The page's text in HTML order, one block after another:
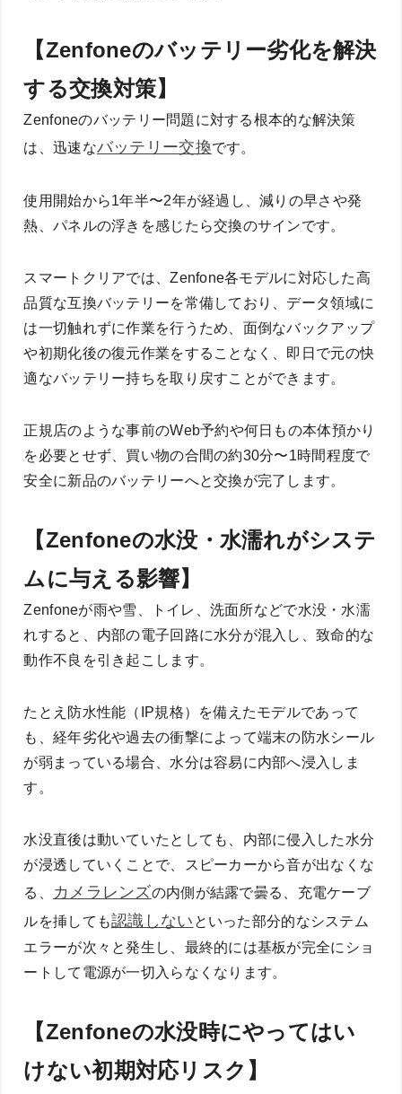
【Zenfoneのバッテリー劣化を解決
する交換対策】
Zenfoneのバッテリー問題に対する根本的な解決策
は、迅速なバッテリー交換です。
使用開始から1年半〜2年が経過し、減りの早さや発
熱、パネルの浮きを感じたら交換のサインです。
スマートクリアでは、Zenfone各モデルに対応した高
品質な互換バッテリーを常備しており、データ領域に
は一切触れずに作業を行うため、面倒なバックアップ
や初期化後の復元作業をすることなく、即日で元の快
適なバッテリー持ちを取り戻すことができます。
正規店のような事前のWeb予約や何日もの本体預かり
を必要とせず、買い物の合間の約30分〜1時間程度で
安全に新品のバッテリーへと交換が完了します。
【Zenfoneの水没・水濡れがシステ
ムに与える影響】
Zenfoneが雨や雪、トイレ、洗面所などで水没・水濡
れすると、内部の電子回路に水分が混入し、致命的な
動作不良を引き起こします。
たとえ防水性能（IP規格）を備えたモデルであって
も、経年劣化や過去の衝撃によって端末の防水シール
が弱まっている場合、水分は容易に内部へ浸入しま
す。
水没直後は動いていたとしても、内部に侵入した水分
が浸透していくことで、スピーカーから音が出なくな
る、
カメラレンズの内側が結露で曇る、充電ケーブ
ルを挿しても認識しない といった部分的なシステム
エラーが次々と発生し、最終的には基板が完全にショ
ートして電源が一切入らなくなります。
【Zenfoneの水没時にやってはい
けない初期対応リスク】